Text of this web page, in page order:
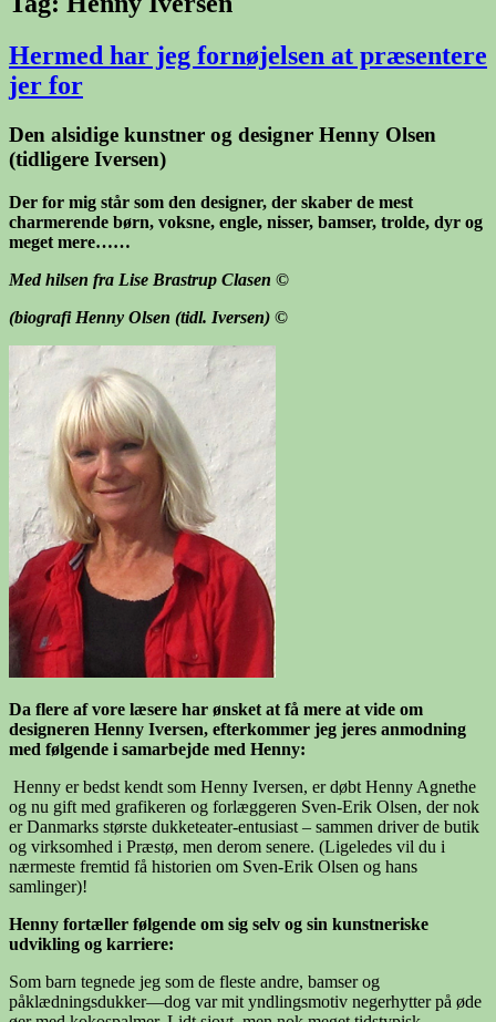
Hermed har jeg fornøjelsen at præsentere
jer for
Den alsidige kunstner og designer Henny Olsen
(tidligere Iversen)
Der for mig står som den designer, der skaber de mest
charmerende børn, voksne, engle, nisser, bamser, trolde, dyr og
meget mere……
Med hilsen fra Lise Brastrup Clasen ©
(biografi Henny Olsen (tidl. Iversen) ©
Da flere af vore læsere har ønsket at få mere at vide om
designeren Henny Iversen, efterkommer jeg jeres anmodning
med følgende i samarbejde med Henny:
Henny er bedst kendt som Henny Iversen, er døbt Henny Agnethe
og nu gift med grafikeren og forlæggeren Sven-Erik Olsen, der nok
er Danmarks største dukketeater-entusiast – sammen driver de butik
og virksomhed i Præstø, men derom senere. (Ligeledes vil du i
nærmeste fremtid få historien om Sven-Erik Olsen og hans
samlinger)!
Henny fortæller følgende om sig selv og sin kunstneriske
udvikling og karriere:
Som barn tegnede jeg som de fleste andre, bamser og
påklædningsdukker—dog var mit yndlingsmotiv negerhytter på øde